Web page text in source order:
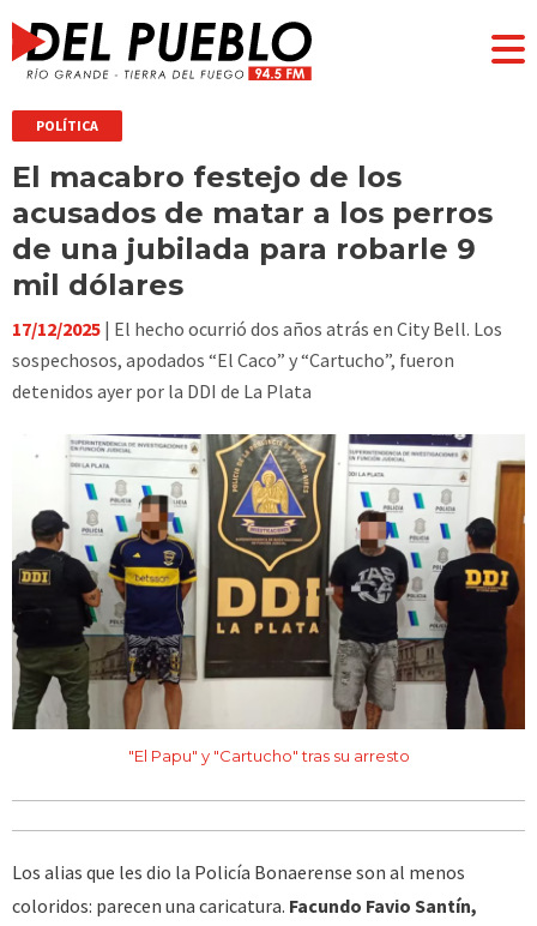
POLÍTICA
El macabro festejo de los
acusados de matar a los perros
de una jubilada para robarle 9
mil dólares
17/12/2025 | El hecho ocurrió dos años atrás en City Bell. Los
sospechosos, apodados “El Caco” y “Cartucho”, fueron
detenidos ayer por la DDI de La Plata
"El Papu" y "Cartucho" tras su arresto
Los alias que les dio la Policía Bonaerense son al menos
coloridos: parecen una caricatura. Facundo Favio Santín,